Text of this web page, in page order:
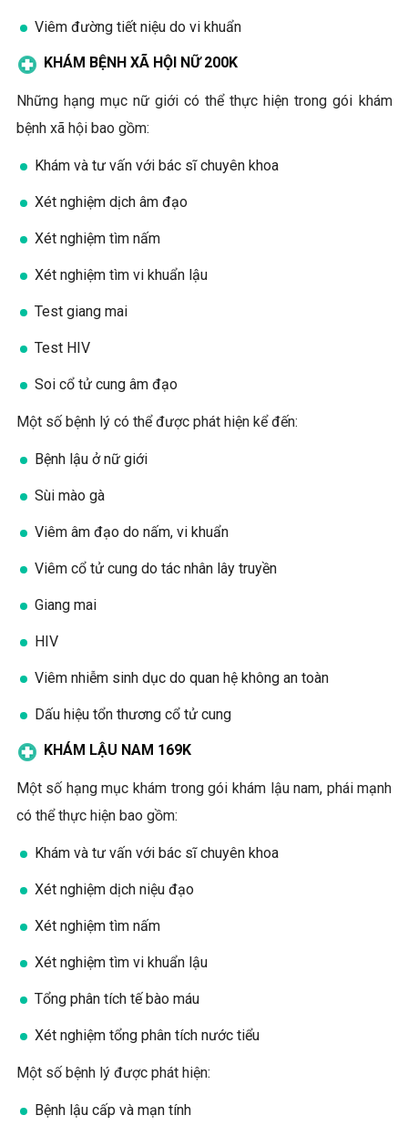
Viêm đường tiết niệu do vi khuẩn
KHÁM BỆNH XÃ HỘI NỮ 200K
Những hạng mục nữ giới có thể thực hiện trong gói khám
bệnh xã hội bao gồm:
Khám và tư vấn với bác sĩ chuyên khoa
Xét nghiệm dịch âm đạo
Xét nghiệm tìm nấm
Xét nghiệm tìm vi khuẩn lậu
Test giang mai
Test HIV
Soi cổ tử cung âm đạo
Một số bệnh lý có thể được phát hiện kể đến:
Bệnh lậu ở nữ giới
Sùi mào gà
Viêm âm đạo do nấm, vi khuẩn
Viêm cổ tử cung do tác nhân lây truyền
Giang mai
HIV
Viêm nhiễm sinh dục do quan hệ không an toàn
Dấu hiệu tổn thương cổ tử cung
KHÁM LẬU NAM 169K
Một số hạng mục khám trong gói khám lậu nam, phái mạnh
có thể thực hiện bao gồm:
Khám và tư vấn với bác sĩ chuyên khoa
Xét nghiệm dịch niệu đạo
Xét nghiệm tìm nấm
Xét nghiệm tìm vi khuẩn lậu
Tổng phân tích tế bào máu
Xét nghiệm tổng phân tích nước tiểu
Một số bệnh lý được phát hiện:
Bệnh lậu cấp và mạn tính